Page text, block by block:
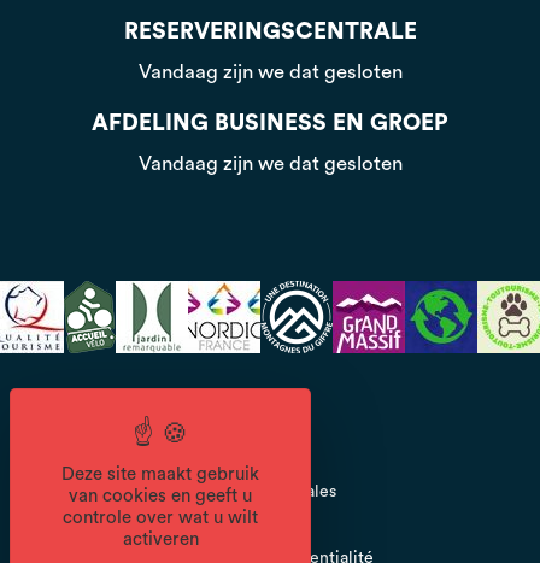
RESERVERINGSCENTRALE
Vandaag zijn we dat gesloten
AFDELING BUSINESS EN GROEP
Vandaag zijn we dat gesloten
Mentions légales
Politique de confidentialité
Deze site maakt gebruik
van cookies en geeft u
controle over wat u wilt
activeren